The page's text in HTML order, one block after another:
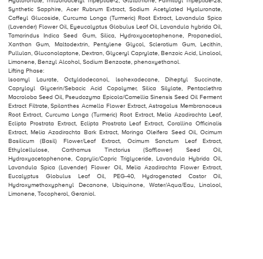
Synthetic Sapphire, Acer Rubrum Extract, Sodium Acetylated Hyaluronate,
Caffeyl Glucoside, Curcuma Longa (Turmeric) Root Extract, Lavandula Spica
(Lavender) Flower Oil, Eyeucalyptus Globulus Leaf Oil, Lavandula hybrida Oil,
Tamarindus Indica Seed Gum, Silica, Hydroxyacetophenone, Propanediol,
Xanthan Gum, Maltodextrin, Pentylene Glycol, Sclerotium Gum, Lecithin,
Pullulan, Gluconolaptone, Dextran, Glyceryl Caprylate, Benzoic Acid, Linalool,
Limonene, Benzyl Alcohol, Sodium Benzoate, phenoxyethanol.
Lifting Phase:
lsoamyl Laurate, Octyldodecanol, lsohexadecane, Diheptyl Succinate,
Capryloyl Glycerin/Sebacic Acid Copolymer, Silica Silylate, Pentaclethra
Macroloba Seed Oil, Pseudozyma Epicola/Camellia Sinensis Seed Oil Ferment
Extract Filtrate, Spilanthes Acmella Flower Extract, Astragalus Membranaceus
Root Extract, Curcuma Longa (Turmeric) Root Extract, Melia Azadirachta Leaf,
Eclipta Prostrata Extract, Eclipta Prostrata Leaf Extract, Corallina Officinalis
Extract, Melia Azadirachta Bark Extract, Moringa Oleifera Seed Oil, Ocimum
Basilicum (Basil) Flower/Leaf Extract, Ocimum Sanctum Leaf Extract,
Ethylcellulose, Carthamus Tinctorius (Safflower) Seed Oil,
Hydroxyacetophenone, Caprylic/Capric Triglyceride, Lavandula Hybrida Oil,
Lavandula Spica (Lavender) Flower Oil, Melia Azadirachta Flower Extract,
Eucalyptus Globulus Leaf Oil, PEG-40, Hydrogenated Castor Oil,
Hydroxymethoxyphenyl Decanone, Ubiquinone, Water/Aqua/Eau, Linalool,
Limonene, Tocopherol, Geraniol.